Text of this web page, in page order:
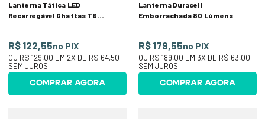
Lanterna Tática LED
Recarregável Ghattas T6
R$ 122,55no PIX
OU R$ 129,00 EM 2X DE R$ 64,50
SEM JUROS
COMPRAR AGORA
Lanterna Duracell
Emborrachada 80 Lúmens
R$ 179,55no PIX
OU R$ 189,00 EM 3X DE R$ 63,00
SEM JUROS
COMPRAR AGORA